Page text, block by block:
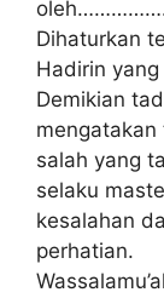
Dihaturkan
Hadirin
Demikian
salah yang
selaku
kesalahan
perhatian.